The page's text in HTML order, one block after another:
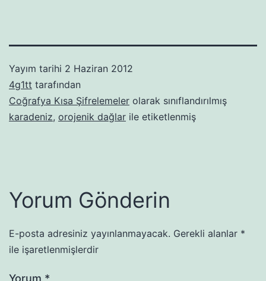
Yayım tarihi 2 Haziran 2012
4g1tt tarafından
Coğrafya Kısa Şifrelemeler olarak sınıflandırılmış
karadeniz, orojenik dağlar ile etiketlenmiş
Yorum Gönderin
E-posta adresiniz yayınlanmayacak. Gerekli alanlar *
ile işaretlenmişlerdir
Yorum *